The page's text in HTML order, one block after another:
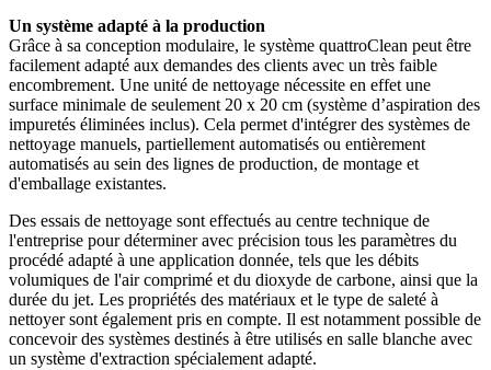
Un système adapté à la production
Grâce à sa conception modulaire, le système quattroClean peut être
facilement adapté aux demandes des clients avec un très faible
encombrement. Une unité de nettoyage nécessite en effet une
surface minimale de seulement 20 x 20 cm (système d’aspiration des
impuretés éliminées inclus). Cela permet d'intégrer des systèmes de
nettoyage manuels, partiellement automatisés ou entièrement
automatisés au sein des lignes de production, de montage et
d'emballage existantes.
Des essais de nettoyage sont effectués au centre technique de
l'entreprise pour déterminer avec précision tous les paramètres du
procédé adapté à une application donnée, tels que les débits
volumiques de l'air comprimé et du dioxyde de carbone, ainsi que la
durée du jet. Les propriétés des matériaux et le type de saleté à
nettoyer sont également pris en compte. Il est notamment possible de
concevoir des systèmes destinés à être utilisés en salle blanche avec
un système d'extraction spécialement adapté.